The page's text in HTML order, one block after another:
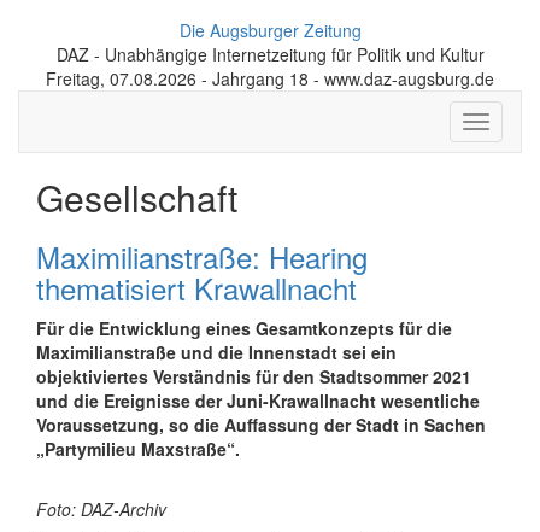
Die Augsburger Zeitung
DAZ - Unabhängige Internetzeitung für Politik und Kultur
Freitag, 07.08.2026 - Jahrgang 18 - www.daz-augsburg.de
Toggle
Gesellschaft
Maximilianstraße: Hearing
thematisiert Krawallnacht
Für die Entwicklung eines Gesamtkonzepts für die
Maximilianstraße und die Innenstadt sei ein
objektiviertes Verständnis für den Stadtsommer 2021
und die Ereignisse der Juni-Krawallnacht wesentliche
Voraussetzung, so die Auffassung der Stadt in Sachen
„Partymilieu Maxstraße“.
Foto: DAZ-Archiv